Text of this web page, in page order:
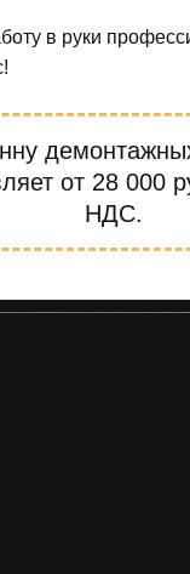
в руки
от 28 000
НДС.